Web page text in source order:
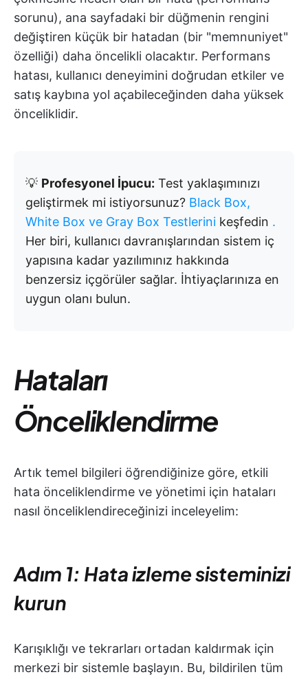
sorunu), ana sayfadaki bir düğmenin rengini
değiştiren küçük bir hatadan (bir "memnuniyet"
özelliği) daha öncelikli olacaktır. Performans
hatası, kullanıcı deneyimini doğrudan etkiler ve
satış kaybına yol açabileceğinden daha yüksek
önceliklidir.
💡 Profesyonel İpucu: Test yaklaşımınızı
geliştirmek mi istiyorsunuz? Black Box,
White Box ve Gray Box Testlerini keşfedin .
Her biri, kullanıcı davranışlarından sistem iç
yapısına kadar yazılımınız hakkında
benzersiz içgörüler sağlar. İhtiyaçlarınıza en
uygun olanı bulun.
Hataları
Önceliklendirme
Artık temel bilgileri öğrendiğinize göre, etkili
hata önceliklendirme ve yönetimi için hataları
nasıl önceliklendireceğinizi inceleyelim:
Adım 1: Hata izleme sisteminizi
kurun
Karışıklığı ve tekrarları ortadan kaldırmak için
merkezi bir sistemle başlayın. Bu, bildirilen tüm